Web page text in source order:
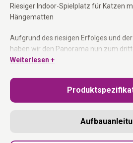
Riesiger Indoor-Spielplatz für Katzen
Hängematten
Aufgrund des riesigen Erfolges und
haben wir den Panorama nun zum
Sortiment aufgenommen – und das
Und wir haben ihn wieder einmal
um deinem Rebellen noch mehr Platz
zusätzliche Plattformen hinzugefügt,
erreichen können. Es gibt einen guten
Weiterlesen +